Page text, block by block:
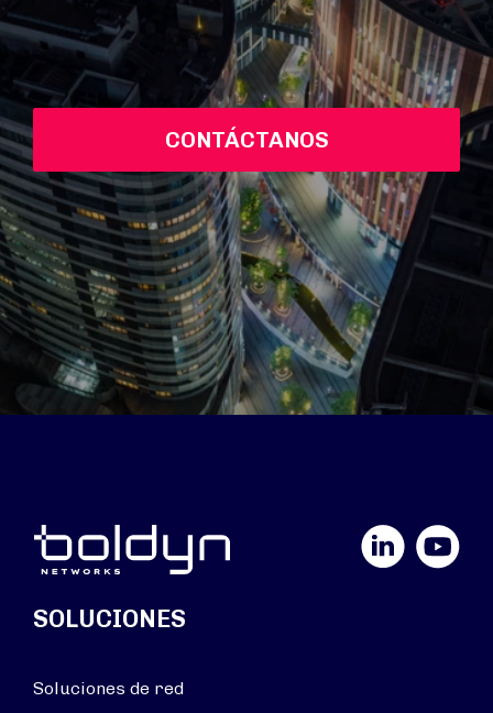
CONTÁCTANOS
YouTube
SOLUCIONES
Soluciones de red